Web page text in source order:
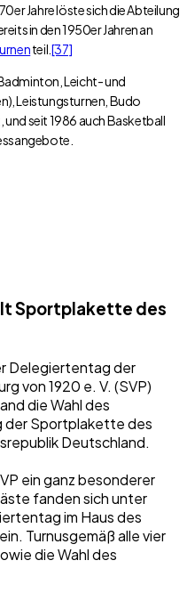
Jahre löste sich die Abteilung
in den 1950er Jahren an
teil. [37]
Badminton, Leicht- und
Leistungsturnen, Budo
seit 1986 auch Basketball
Sportplakette des
Delegiertentag der
von 1920 e. V. (SVP)
die Wahl des
der Sportplakette des
Deutschland.
ein ganz besonderer
fanden sich unter
im Haus des
Turnusgemäß alle vier
die Wahl des